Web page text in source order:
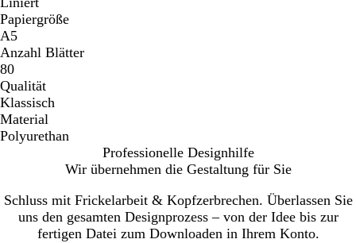
Papiergröße
A5
Anzahl Blätter
80
Qualität
Klassisch
Material
Polyurethan
Professionelle Designhilfe
Wir übernehmen die Gestaltung für Sie
Schluss mit Frickelarbeit & Kopfzerbrechen. Überlassen Sie
uns den gesamten Designprozess – von der Idee bis zur
fertigen Datei zum Downloaden in Ihrem Konto.